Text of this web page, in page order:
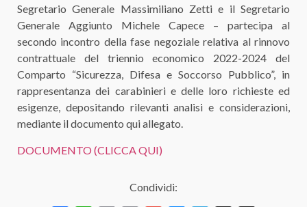
Segretario Generale Massimiliano Zetti e il Segretario
Generale Aggiunto Michele Capece – partecipa al
secondo incontro della fase negoziale relativa al rinnovo
contrattuale del triennio economico 2022-2024 del
Comparto “Sicurezza, Difesa e Soccorso Pubblico”, in
rappresentanza dei carabinieri e delle loro richieste ed
esigenze, depositando rilevanti analisi e considerazioni,
mediante il documento qui allegato.
DOCUMENTO (CLICCA QUI)
Condividi: